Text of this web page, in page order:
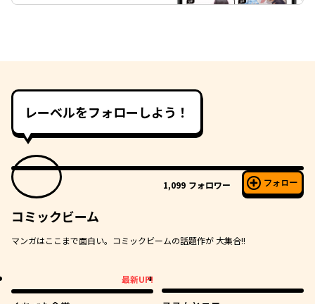
レーベルをフォローしよう！
1,099 フォロワー フォロー
コミックビーム
マンガはここまで面白い。コミックビームの話題作が 大集合!!
最新UP!